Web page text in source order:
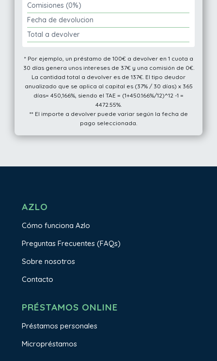
Comisiones (0%)
Fecha de devolucion
Total a devolver
* Por ejemplo, un préstamo de 100€ a devolver en 1 cuota a
30 días genera unos intereses de 37€ y una comisión de 0€.
La cantidad total a devolver es de 137€. El tipo deudor
anualizado que se aplica al capital es (37% / 30 días) x 365
días= 450,166%, siendo el TAE = (1+450.166%/12)^12 -1 =
4472.55%.
** El importe a devolver puede variar según la fecha de
pago seleccionada.
AZLO
Cómo funciona Azlo
Preguntas Frecuentes (FAQs)
Sobre nosotros
Contacto
PRÉSTAMOS ONLINE
Préstamos personales
Micropréstamos